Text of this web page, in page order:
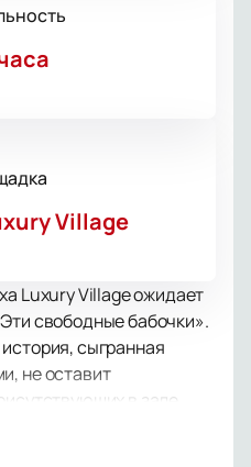
Village
Luxury Village ожидает
свободные бабочки».
сыгранная
не оставит
в зале.
труппы, костюмеров,